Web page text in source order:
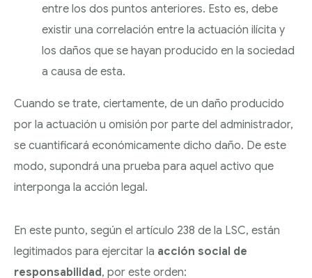
entre los dos puntos anteriores. Esto es, debe
existir una correlación entre la actuación ilícita y
los daños que se hayan producido en la sociedad
a causa de esta.
Cuando se trate, ciertamente, de un daño producido
por la actuación u omisión por parte del administrador,
se cuantificará económicamente dicho daño. De este
modo, supondrá una prueba para aquel activo que
interponga la acción legal.
En este punto, según el artículo 238 de la LSC, están
legitimados para ejercitar la acción social de
responsabilidad, por este orden: